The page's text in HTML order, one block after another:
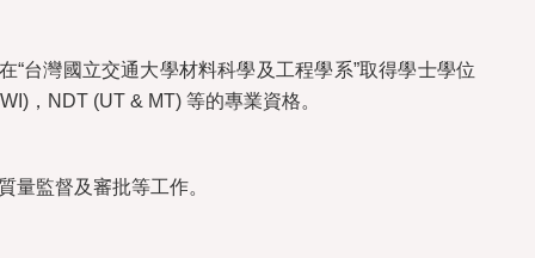
台灣國立交通大學材料科學及工程學系”取得學士學位
，NDT (UT & MT) 等的專業資格。
量監督及審批等工作。